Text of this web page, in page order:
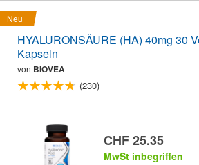
Neu
HYALURONSÄURE (HA) 40mg 30
Kapseln
von BIOVEA
(230)
CHF 25.35
MwSt inbegriffen